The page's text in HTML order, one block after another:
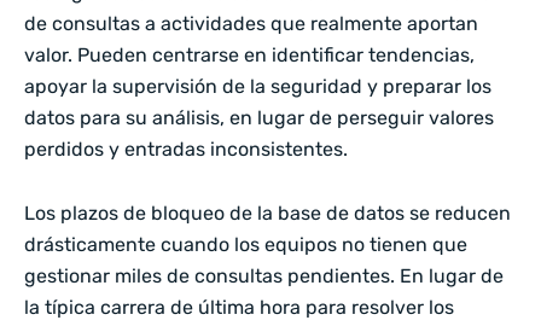
de consultas a actividades que realmente aportan
valor. Pueden centrarse en identificar tendencias,
apoyar la supervisión de la seguridad y preparar los
datos para su análisis, en lugar de perseguir valores
perdidos y entradas inconsistentes.
Los plazos de bloqueo de la base de datos se reducen
drásticamente cuando los equipos no tienen que
gestionar miles de consultas pendientes. En lugar de
la típica carrera de última hora para resolver los